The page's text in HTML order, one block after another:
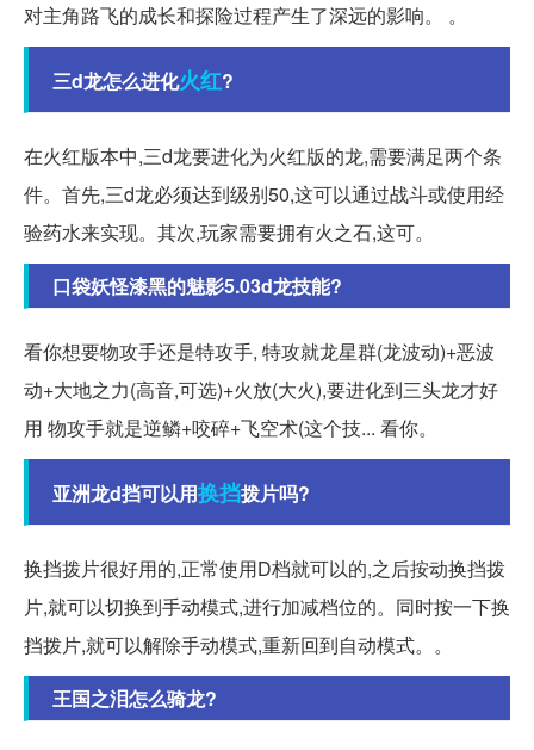
对主角路飞的成长和探险过程产生了深远的影响。 。
三d龙怎么进化火红?
在火红版本中,三d龙要进化为火红版的龙,需要满足两个条
件。首先,三d龙必须达到级别50,这可以通过战斗或使用经
验药水来实现。其次,玩家需要拥有火之石,这可。
口袋妖怪漆黑的魅影5.03d龙技能?
看你想要物攻手还是特攻手, 特攻就龙星群(龙波动)+恶波
动+大地之力(高音,可选)+火放(大火),要进化到三头龙才好
用 物攻手就是逆鳞+咬碎+飞空术(这个技... 看你。
亚洲龙d挡可以用换挡拨片吗?
换挡拨片很好用的,正常使用D档就可以的,之后按动换挡拨
片,就可以切换到手动模式,进行加减档位的。同时按一下换
挡拨片,就可以解除手动模式,重新回到自动模式。。
王国之泪怎么骑龙?